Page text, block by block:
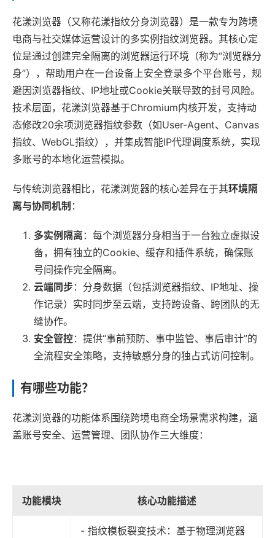
花漾浏览器（又称花漾指纹分身浏览器）是一款专为跨境
电商与社交媒体运营设计的多实例指纹浏览器。其核心定
位是通过创建完全隔离的浏览器运行环境（称为“浏览器分
身”），帮助用户在一台设备上安全登录多个平台账号，规
避因浏览器指纹、IP地址或Cookie关联导致的封号风险。
技术层面，花漾浏览器基于Chromium内核开发，支持动
态修改20余项浏览器指纹参数（如User-Agent、Canvas
指纹、WebGL指纹），并集成智能IP代理调度系统，实现
多账号的本地化运营模拟。
与传统浏览器相比，花漾浏览器的核心差异在于其环境隔
离与协同机制 ：
多实例隔离：每个浏览器分身相当于一台独立虚拟设
备，拥有独立的Cookie、缓存和插件系统，确保账
号间操作完全隔离。
云端同步：分身数据（包括浏览器指纹、IP地址、操
作记录）实时同步至云端，支持跨设备、跨团队的无
缝协作。
安全管控：提供“事前预防、事中监管、事后审计”的
全流程安全策略，支持敏感分身的独占式访问控制。
有哪些功能？
花漾浏览器的功能体系围绕跨境电商全场景需求构建，涵
盖账号安全、运营管理、团队协作三大维度：
功能模块 核心功能描述
- 指纹模板裂变技术：基于物理浏览器